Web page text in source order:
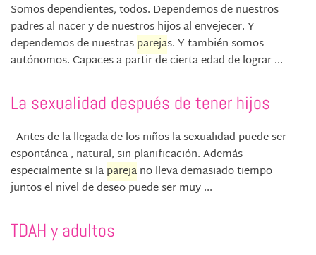
Somos dependientes, todos. Dependemos de nuestros
padres al nacer y de nuestros hijos al envejecer. Y
dependemos de nuestrasparejas. Y también somos
autónomos. Capaces a partir de cierta edad de lograr ...
La sexualidad después de tener hijos
Antes de la llegada de los niños la sexualidad puede ser
espontánea , natural, sin planificación. Además
especialmente si laparejano lleva demasiado tiempo
juntos el nivel de deseo puede ser muy ...
TDAH y adultos